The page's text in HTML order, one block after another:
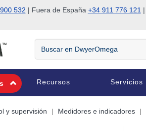
532 | Fuera de España +34 911 776 121
Buscar
DwyerOmega
Recursos Servicios
y supervisión Medidores e indicadores